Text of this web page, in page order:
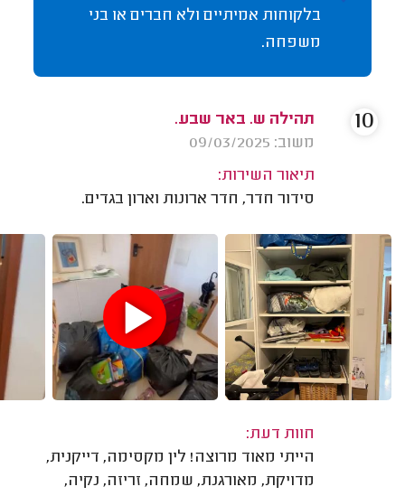
בלקוחות אמיתיים ולא חברים או בני
משפחה.
תהילה ש. באר שבע.
משוב: 09/03/2025
תיאור השירות:
סידור חדר, חדר ארונות וארון בגדים.
חוות דעת:
הייתי מאוד מרוצה! לין מקסימה, דייקנית,
מדויקת, מאורגנת, שמחה, זריזה, נקיה,
10